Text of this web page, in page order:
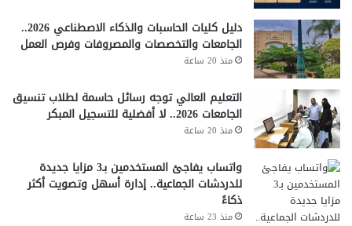
دليل كليات الحاسبات والذكاء الاصطناعي 2026..
الجامعات والتخصصات والمصروفات وفرص العمل
منذ 20 ساعة
التعليم العالي توجه رسائل حاسمة لطلاب تنسيق
الجامعات 2026.. لا أفضلية للتسجيل المبكر
منذ 20 ساعة
واتساب يفاجئ المستخدمين بـ3 مزايا جديدة
للدردشات الجماعية.. إدارة أسهل وتصويت أكثر
ذكاءً
منذ 23 ساعة